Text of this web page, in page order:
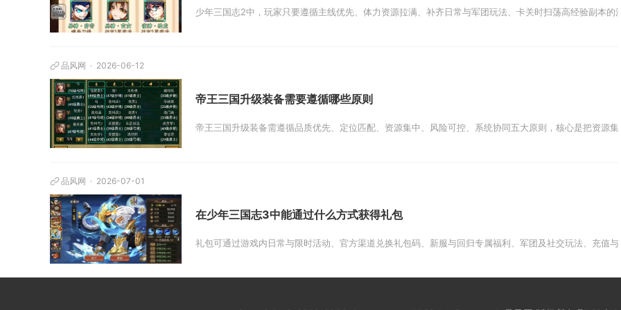
少年三国志2中，玩家只要遵循主线优先、体力资源拉满、补齐日常与军团玩法、卡关时扫荡高经验副本的
品风网 2026-06-12
帝王三国升级装备需要遵循哪些原则
帝王三国升级装备需遵循品质优先、定位匹配、资源集中、风险可控、系统协同五大原则，核心是把资源集
品风网 2026-07-01
在少年三国志3中能通过什么方式获得礼包
礼包可通过游戏内日常与限时活动、官方渠道兑换礼包码、新服与回归专属福利、军团及社交玩法、充值与